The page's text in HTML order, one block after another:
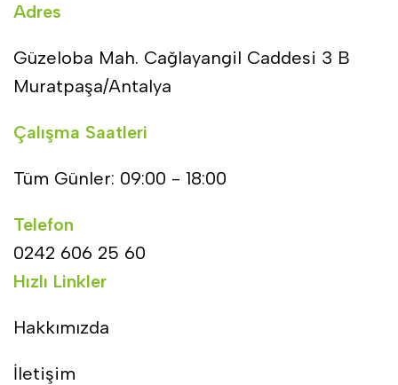
Adres
Güzeloba Mah. Cağlayangil Caddesi 3 B
Muratpaşa/Antalya
Çalışma Saatleri
Tüm Günler: 09:00 - 18:00
Telefon
0242 606 25 60
Hızlı Linkler
Hakkımızda
İletişim